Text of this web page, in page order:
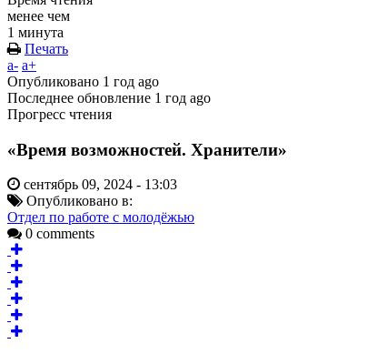
менее чем
1 минута
Печать
a- a+
Опубликовано 1 год ago
Последнее обновление 1 год ago
Прогресс чтения
«Время возможностей. Хранители»
сентябрь 09, 2024 - 13:03
Опубликовано в:
Отдел по работе с молодёжью
0 comments